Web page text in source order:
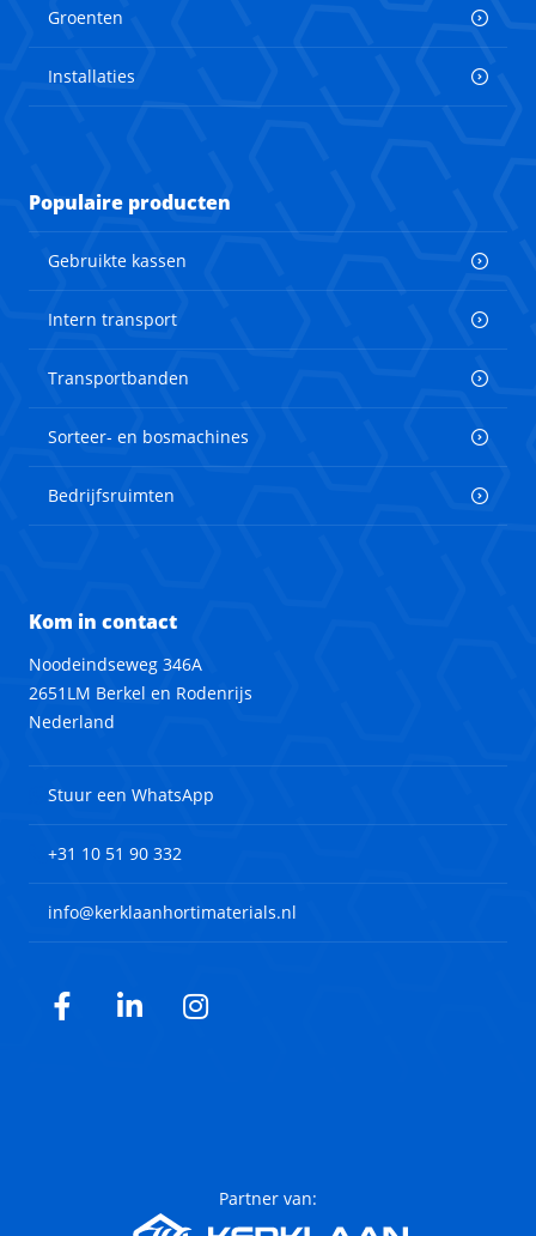
Groenten
Installaties
Populaire producten
Gebruikte kassen
Intern transport
Transportbanden
Sorteer- en bosmachines
Bedrijfsruimten
Kom in contact
Noodeindseweg 346A
2651LM Berkel en Rodenrijs
Nederland
Stuur een WhatsApp
+31 10 51 90 332
info@kerklaanhortimaterials.nl
Facebook
LinkedInInstagram
Partner van: